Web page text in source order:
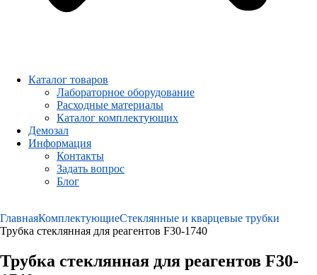
Каталог товаров
Лабораторное оборудование
Расходные материалы
Каталог комплектующих
Демозал
Информация
Контакты
Задать вопрос
Блог
ГлавнаяКомплектующиеСтеклянные и кварцевые трубки
Трубка стеклянная для реагентов F30-1740
Трубка стеклянная для реагентов F30-